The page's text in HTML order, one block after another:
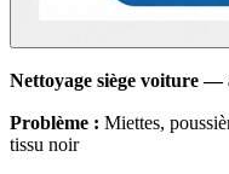
Nettoyage siège voiture —
Problème : Miettes,
tissu noir